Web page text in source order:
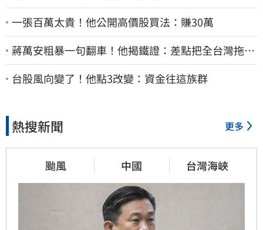
一張百萬太貴！他公開高價股買法：賺30萬
蔣萬安粗暴一句翻車！他揭鐵證：差點把全台灣拖下
水哪時道歉
台股風向變了！他點3改變：資金往這族群
熱搜新聞 更多
颱風 中國 台灣海峽